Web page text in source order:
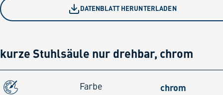
DATENBLATT HERUNTERLADEN
kurze Stuhlsäule nur drehbar, chrom
Farbe chrom